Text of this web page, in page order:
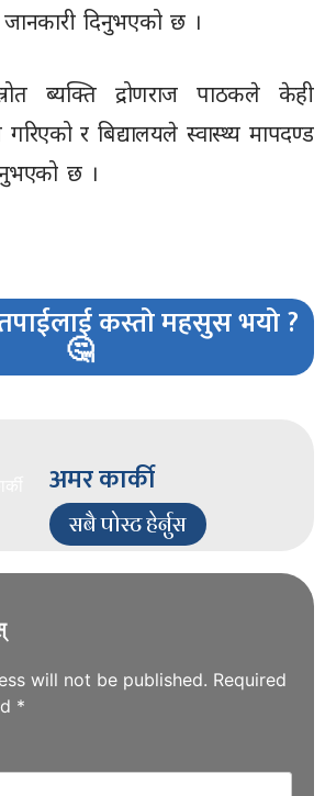
दिनुभएको छ ।
ब्यक्ति द्रोणराज पाठकले केही
र बिद्यालयले स्वास्थ्य मापदण्ड
छ ।
कस्तो महसुस भयो ?
🤔
अमर कार्की
सबै पोस्ट हेर्नुस
will not be published. Required
*